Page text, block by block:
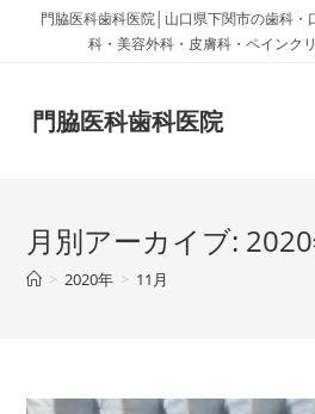
門脇医科歯科医院│山口県下関市の歯科
科・美容外科・皮膚科・ペインク
門脇医科歯科医院
月別アーカイブ:
> 2020年 > 11月